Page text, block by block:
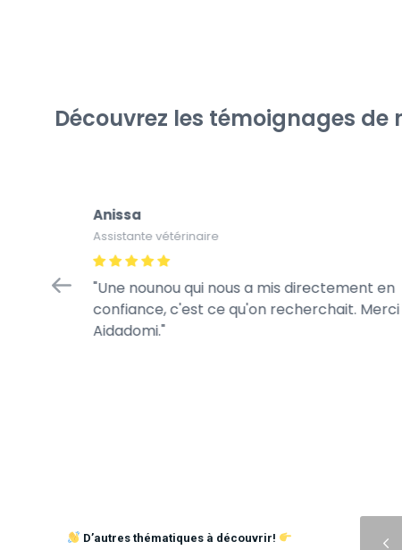
Découvrez les témoignages
Anissa
Assistante vétérinaire
Une nounou qui nous a mis directement en
confiance, c'est ce qu'on recherchait. Merci
Aidadomi.
D’autres thématiques à découvrir!
Précédent